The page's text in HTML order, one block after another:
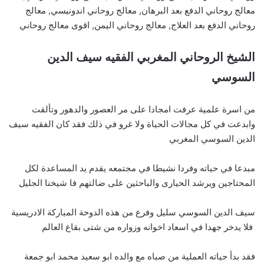
معالج روحاني الدفع بعد البرهان, معالج روحاني اندونيسي, معالج
روحاني الدفع بعد العلاج, معالج روحاني اليمن, اقوى معالج روحاني
الشيخ الروحاني المغربي الفقيه سيف الدين
السوسي
من اسرة علمية عرفت امجادا على مر العصور والدهور وتألقت
وابدعت في كل مجالات الحياة ولا غرو في ذلك فقد كان الفقيه سيف
الدين السوسي المغربي
مبدعا في حياته وفردا نشيطا في مجتمعه يقدم يد المساعدة لكل
المحتاجين ويرشد الحيارى والباحثين على ضالتهم فا شيخنا الجليل
سيف الدين السوسي سليل وفرع من هذه الدوحة المباركة الادريسية
فلا يدخر جهدا في اسعاد اخوانه وزواره من شتى بقاع العالم
فقد بدأ حياته العملية من صباه مع والده ابو سعيد محمد ابو جمعة